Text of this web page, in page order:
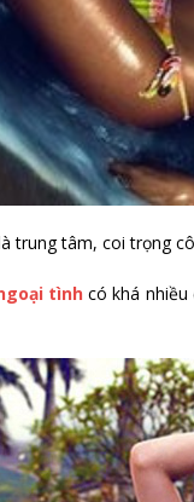
trung tâm, coi trọng
tình có khá nhiều